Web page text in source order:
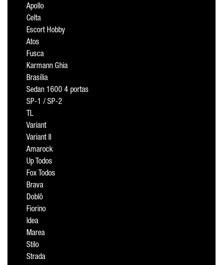
Apollo
Celta
Escort Hobby
Atos
Fusca
Karmann Ghia
Brasília
Sedan 1600 4 portas
SP-1 / SP-2
TL
Variant
Variant II
Amarock
Up Todos
Fox Todos
Brava
Doblô
Fiorino
Idea
Marea
Stilo
Strada